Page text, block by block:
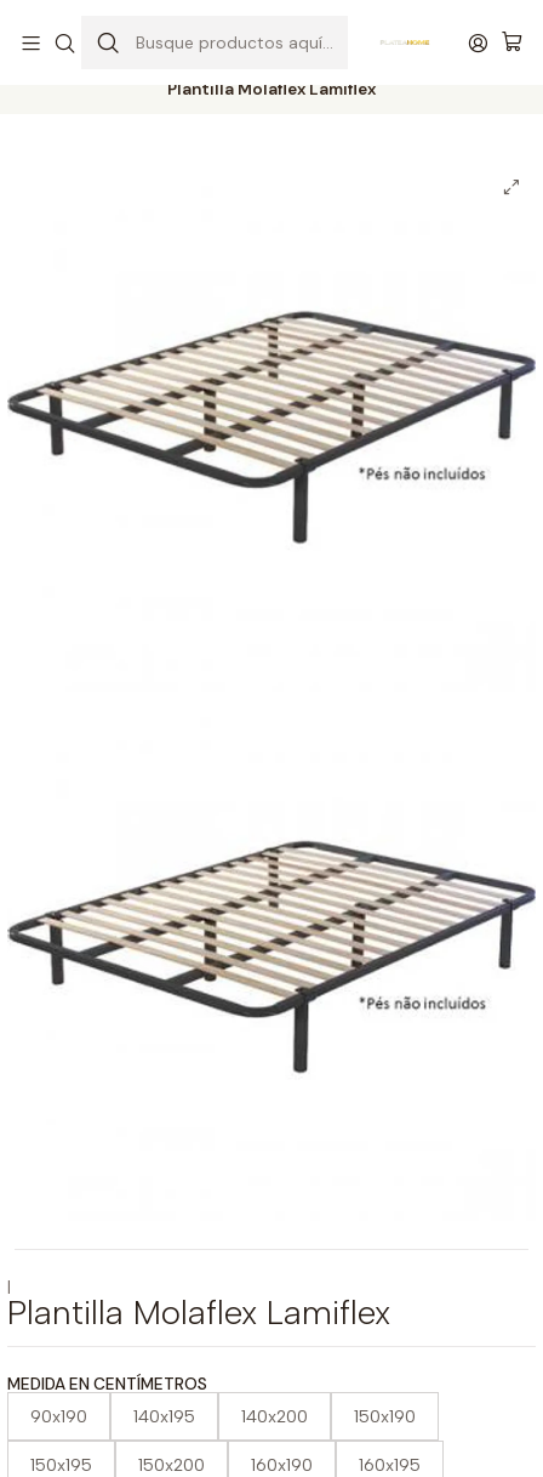
Plantilla Molaflex Lamiflex
|
Plantilla Molaflex Lamiflex
MEDIDA EN CENTÍMETROS
90x190 140x195 140x200 150x190
150x195 150x200 160x190 160x195